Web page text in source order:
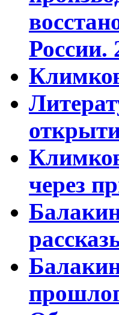
России.
через